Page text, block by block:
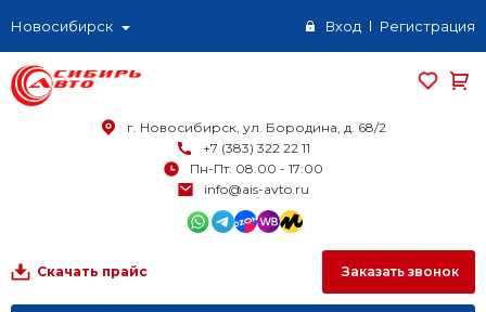
Новосибирск Вход Регистрация
г. Новосибирск, ул. Бородина, д. 68/2
+7 (383) 322 22 11
Пн-Пт: 08.00 - 17:00
info@ais-avto.ru
Заказать звонок
Скачать прайс